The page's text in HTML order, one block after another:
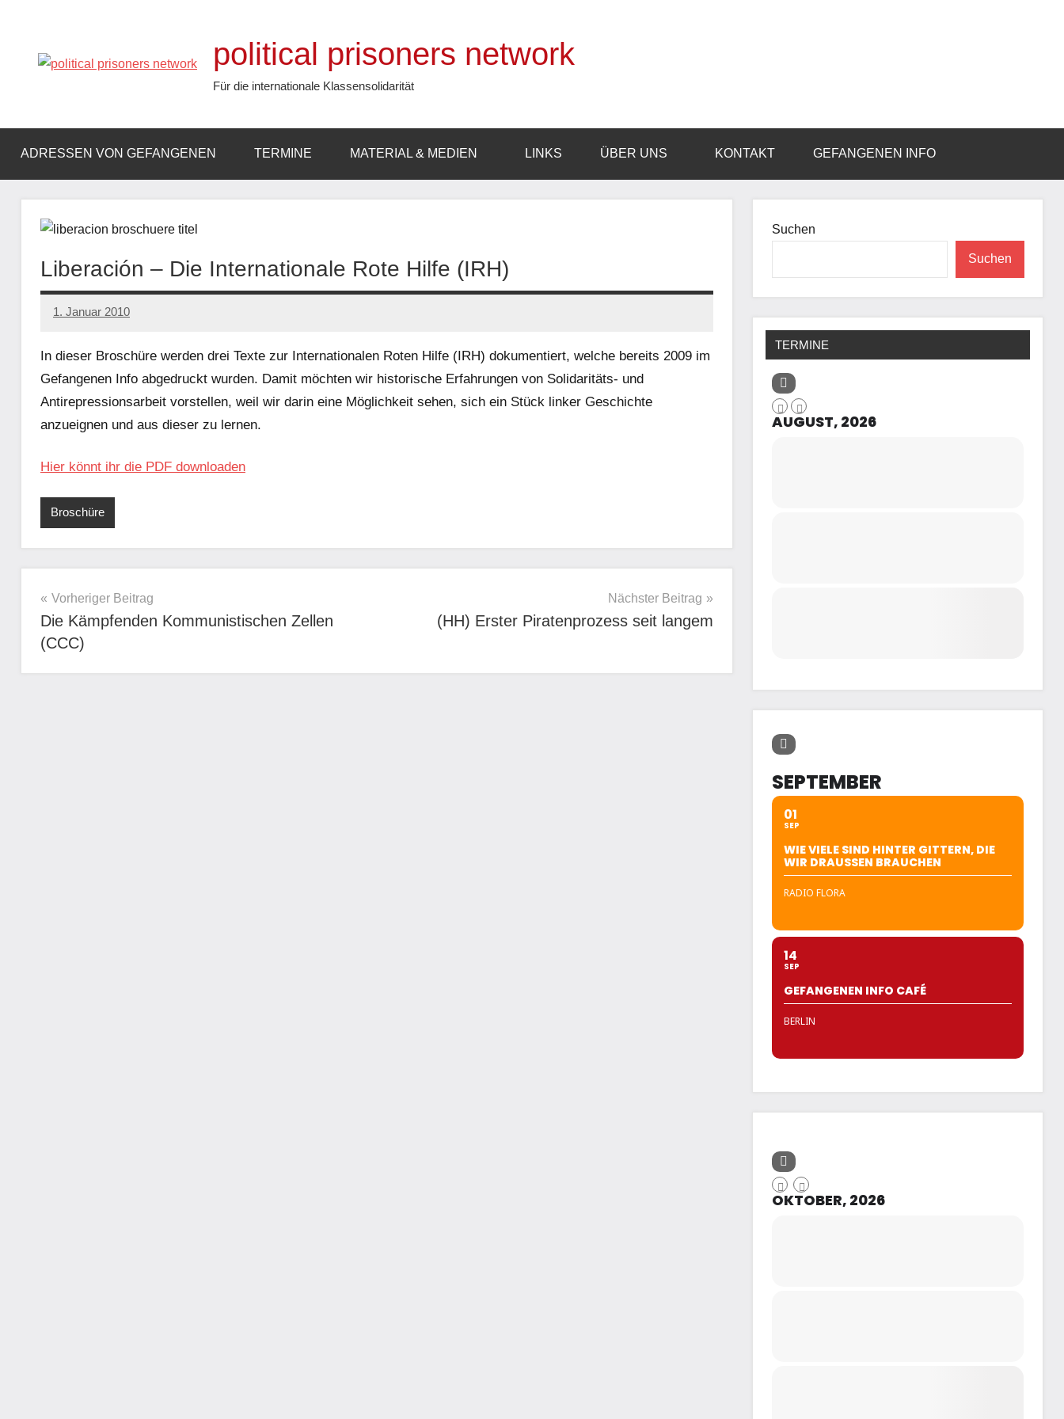
springen
political prisoners network
Für die internationale Klassensolidarität
ADRESSEN VON GEFANGENEN TERMINE MATERIAL & MEDIEN LINKS ÜBER UNS KONTAKT GEFANGENEN INFO
Liberación – Die Internationale Rote Hilfe (IRH)
1. Januar 2010
admin
In dieser Broschüre werden drei Texte zur Internationalen Roten Hilfe (IRH) dokumentiert, welche bereits 2009 im
Gefangenen Info abgedruckt wurden. Damit möchten wir historische Erfahrungen von Solidaritäts- und
Antirepressionsarbeit vorstellen, weil wir darin eine Möglichkeit sehen, sich ein Stück linker Geschichte
anzueignen und aus dieser zu lernen.
Hier könnt ihr die PDF downloaden
Broschüre
Beitragsnavigation
Vorheriger Beitrag
Die Kämpfenden Kommunistischen Zellen
(CCC)
Nächster Beitrag
(HH) Erster Piratenprozess seit langem
Suchen
Suchen
TERMINE
AUGUST, 2026
SEPTEMBER
01
SEP
WIE VIELE SIND HINTER GITTERN, DIE
WIR DRAUSSEN BRAUCHEN
RADIO FLORA
14
SEP
GEFANGENEN INFO CAFÉ
BERLIN
OKTOBER, 2026